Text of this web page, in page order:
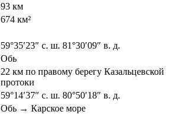
93 км
674 км²
59°35′23″ с. ш. 81°30′09″ в. д.
Обь
22 км по правому берегу Казальцевской
протоки
59°14′37″ с. ш. 80°50′18″ в. д.
Обь → Карское море